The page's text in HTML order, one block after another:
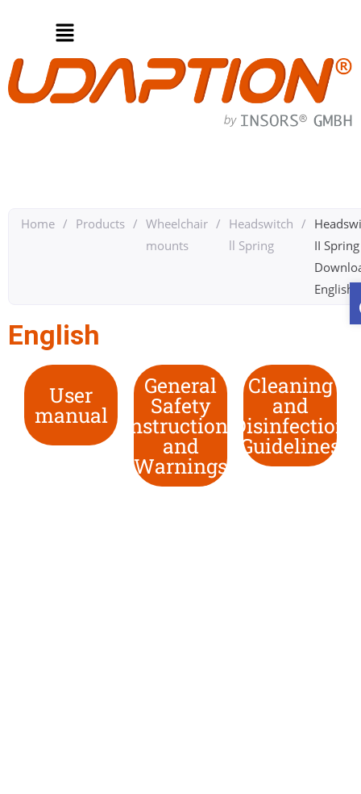
Home / Products / Wheelchair
mounts
/ Headswitch
ll Spring
/
II Spring
English
English
User
manual
General
Safety
Instructions
and
Warnings
Cleaning
and
Disinfection
Guidelines